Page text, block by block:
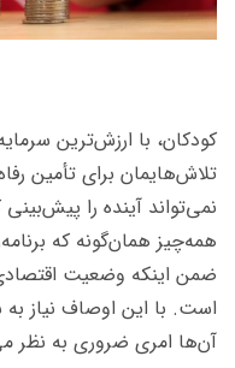
کودکان، با ارزش‌ترین
تلاش‌هایمان برای تأمین
نمی‌تواند آینده را
همه‌چیز همان‌گونه که
ضمن اینکه وضعیت
است. با این اوصاف نیاز به
آن‌ها امری ضروری به نظر